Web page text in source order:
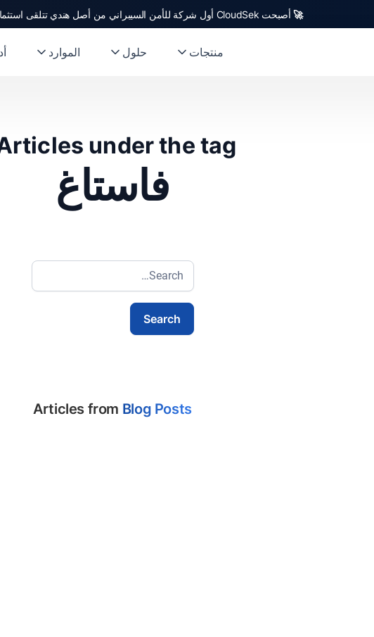
🚀 أصبحت CloudSek أول شركة للأمن السيبراني من أصل هندي تتلقى استثمارات منها
منتجات حلول الموارد
under the tag:
فاستاغ
Articles from Blog Posts